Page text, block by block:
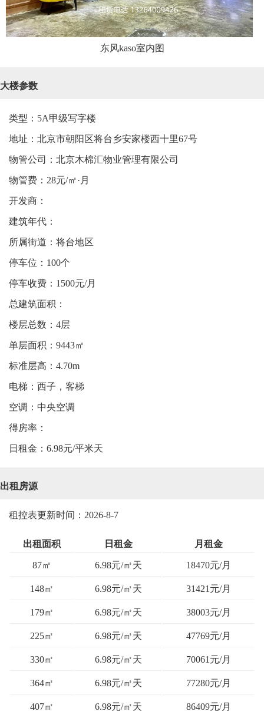
东风kaso室内图
大楼参数
类型：5A甲级写字楼
地址：北京市朝阳区将台乡安家楼西十里67号
物管公司：北京木棉汇物业管理有限公司
物管费：28元/㎡·月
开发商：
建筑年代：
所属街道：将台地区
停车位：100个
停车收费：1500元/月
总建筑面积：
楼层总数：4层
单层面积：9443㎡
标准层高：4.70m
电梯：西子，客梯
空调：中央空调
得房率：
日租金：6.98元/平米天
出租房源
租控表更新时间：2026-8-7
出租面积 日租金 月租金
87㎡ 6.98元/㎡天 18470元/月
148㎡ 6.98元/㎡天 31421元/月
179㎡ 6.98元/㎡天 38003元/月
225㎡ 6.98元/㎡天 47769元/月
330㎡ 6.98元/㎡天 70061元/月
364㎡ 6.98元/㎡天 77280元/月
407㎡ 6.98元/㎡天 86409元/月